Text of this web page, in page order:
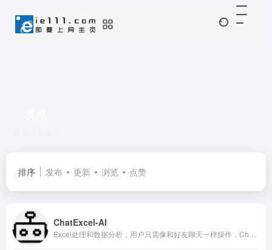
排序 发布 更新 浏览 点赞
ChatExcel-AI